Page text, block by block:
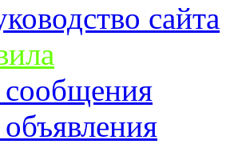
сайта